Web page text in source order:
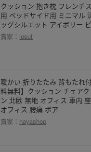
クッション 抱き枕 フレンチ
用 ベッドサイド用 ミニマル
ッグシルエット アイボリー
賣家： loeuf
暖かい 折りたたみ 背もたれ
料無料】クッション チェア
ン 北欧 無地 オフィス 車内
オフィス 腰痛 ボア
賣家： hayashop